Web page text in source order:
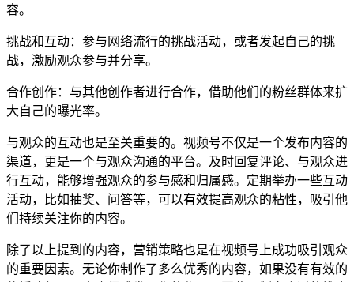
容。
挑战和互动：参与网络流行的挑战活动，或者发起自己的挑
战，激励观众参与并分享。
合作创作：与其他创作者进行合作，借助他们的粉丝群体来扩
大自己的曝光率。
与观众的互动也是至关重要的。视频号不仅是一个发布内容的
渠道，更是一个与观众沟通的平台。及时回复评论、与观众进
行互动，能够增强观众的参与感和归属感。定期举办一些互动
活动，比如抽奖、问答等，可以有效提高观众的粘性，吸引他
们持续关注你的内容。
除了以上提到的内容，营销策略也是在视频号上成功吸引观众
的重要因素。无论你制作了多么优秀的内容，如果没有有效的